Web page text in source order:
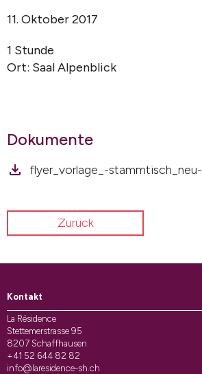
11. Oktober 2017
1 Stunde
Ort: Saal Alpenblick
Dokumente
flyer_vorlage_-
Zurück
Kontakt
La Résidence
Stettemerstrasse 95
8207 Schaffhausen
+41 52 644 82 82
info@laresidence-sh.ch